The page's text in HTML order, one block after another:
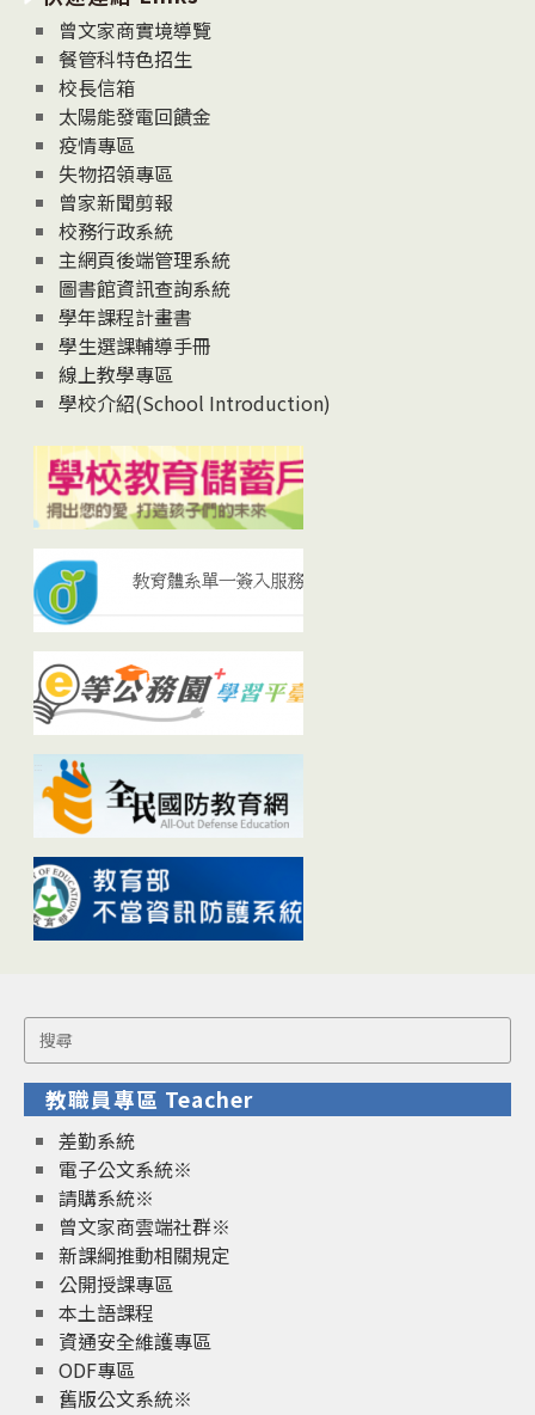
息
News
曾文家商實境導覽
餐管科特色招生
校長信箱
太陽能發電回饋金
疫情專區
失物招領專區
曾家新聞剪報
校務行政系統
主網頁後端管理系統
圖書館資訊查詢系統
學年課程計畫書
學生選課輔導手冊
線上教學專區
學校介紹(School Introduction)
Search
for:
教職員專區 Teacher
差勤系統
電子公文系統※
請購系統※
曾文家商雲端社群※
新課綱推動相關規定
公開授課專區
本土語課程
資通安全維護專區
ODF專區
舊版公文系統※